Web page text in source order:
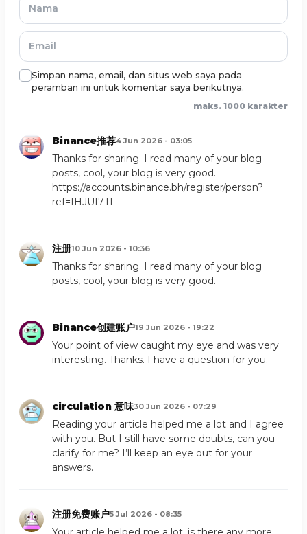
Simpan nama, email, dan situs web saya pada
peramban ini untuk komentar saya berikutnya.
maks. 1000 karakter
Binance推荐4 Jun 2026 - 03:05
Thanks for sharing. I read many of your blog
posts, cool, your blog is very good.
https://accounts.binance.bh/register/person?
ref=IHJUI7TF
注册10 Jun 2026 - 10:36
Thanks for sharing. I read many of your blog
posts, cool, your blog is very good.
Binance创建账户19 Jun 2026 - 19:22
Your point of view caught my eye and was very
interesting. Thanks. I have a question for you.
circulation 意味30 Jun 2026 - 07:29
Reading your article helped me a lot and I agree
with you. But I still have some doubts, can you
clarify for me? I’ll keep an eye out for your
answers.
注册免费账户5 Jul 2026 - 08:35